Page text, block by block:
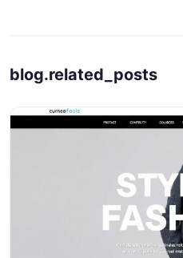
blog.related_posts